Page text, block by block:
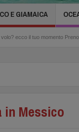
E GIAMAICA
tuo momento Prenota entro il
Messico